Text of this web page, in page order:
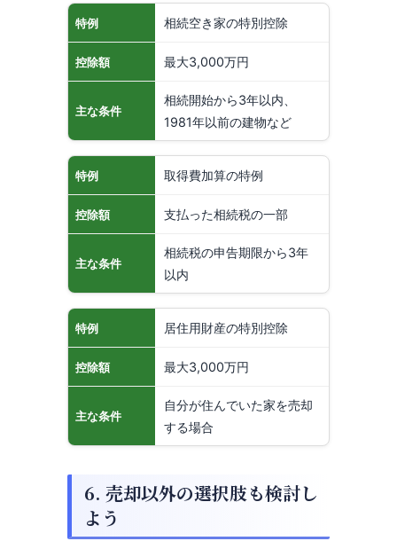
特例 相続空き家の特別控除
控除額 最大3,000万円
主な条件
相続開始から3年以内、
1981年以前の建物など
特例 取得費加算の特例
控除額 支払った相続税の一部
主な条件
相続税の申告期限から3年
以内
特例 居住用財産の特別控除
控除額 最大3,000万円
主な条件
自分が住んでいた家を売却
する場合
6. 売却以外の選択肢も検討し
よう